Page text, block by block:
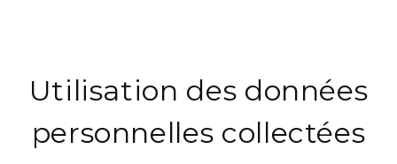
Utilisation des données
personnelles collectées